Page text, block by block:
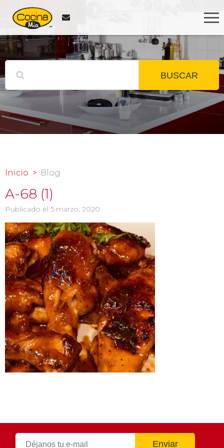
BUSCAR
Inicio Blog
A-68 (1)
Publicado el 5 marzo, 2020